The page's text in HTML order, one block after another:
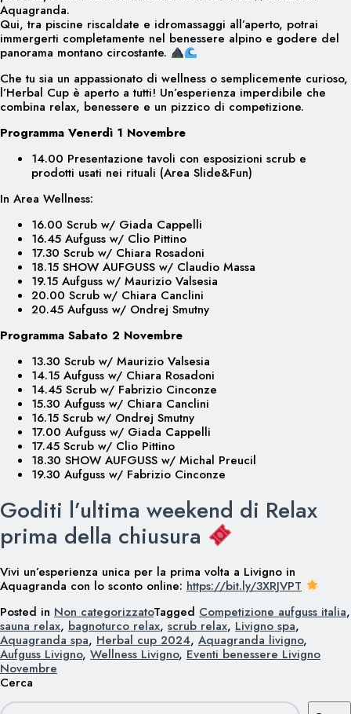
Aquagranda.
Qui, tra piscine riscaldate e idromassaggi all’aperto, potrai
immergerti completamente nel benessere alpino e godere del
panorama montano circostante.
Che tu sia un appassionato di wellness o semplicemente curioso,
l’Herbal Cup è aperto a tutti! Un’esperienza imperdibile che
combina relax, benessere e un pizzico di competizione.
Programma Venerdì 1 Novembre
14.00 Presentazione tavoli con esposizioni scrub e
prodotti usati nei rituali (Area Slide&Fun)
In Area Wellness:
16.00 Scrub w/ Giada Cappelli
16.45 Aufguss w/ Clio Pittino
17.30 Scrub w/ Chiara Rosadoni
18.15 SHOW AUFGUSS w/ Claudio Massa
19.15 Aufguss w/ Maurizio Valsesia
20.00 Scrub w/ Chiara Canclini
20.45 Aufguss w/ Ondrej Smutny
Programma Sabato 2 Novembre
13.30 Scrub w/ Maurizio Valsesia
14.15 Aufguss w/ Chiara Rosadoni
14.45 Scrub w/ Fabrizio Cinconze
15.30 Aufguss w/ Chiara Canclini
16.15 Scrub w/ Ondrej Smutny
17.00 Aufguss w/ Giada Cappelli
17.45 Scrub w/ Clio Pittino
18.30 SHOW AUFGUSS w/ Michal Preucil
19.30 Aufguss w/ Fabrizio Cinconze
Goditi l’ultima weekend di Relax
prima della chiusura
Vivi un’esperienza unica per la prima volta a Livigno in
Aquagranda con lo sconto online: https://bit.ly/3XRJVPT
Posted in Non categorizzatoTagged Competizione aufguss italia,
sauna relax, bagnoturco relax, scrub relax, Livigno spa,
Aquagranda spa, Herbal cup 2024, Aquagranda livigno,
Aufguss Livigno, Wellness Livigno, Eventi benessere Livigno
Novembre
Cerca